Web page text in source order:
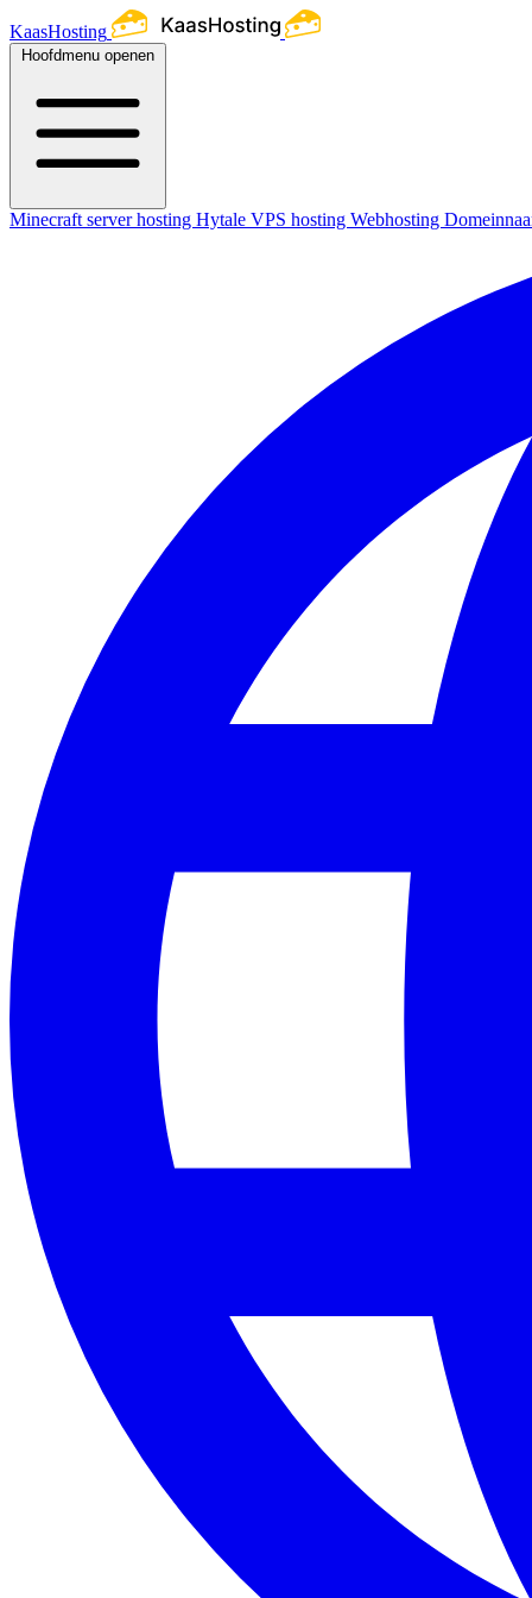
KaasHosting
Hoofdmenu openen
Minecraft server hosting Hytale VPS hosting Webhosting